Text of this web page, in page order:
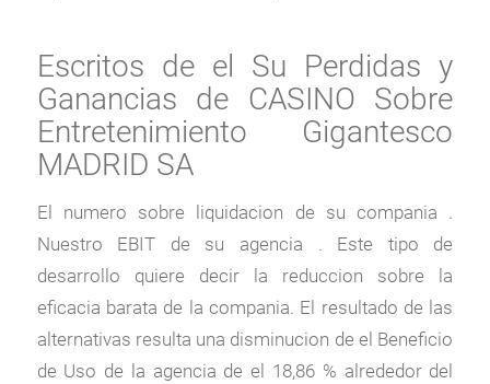
Escritos de el Su Perdidas y
Ganancias de CASINO Sobre
Entretenimiento Gigantesco
MADRID SA
El numero sobre liquidacion de su compania .
Nuestro EBIT de su agencia . Este tipo de
desarrollo quiere decir la reduccion sobre la
eficacia barata de la compania. El resultado de las
alternativas resulta una disminucion de el Beneficio
de Uso de la agencia de el 18,86 % alrededor del